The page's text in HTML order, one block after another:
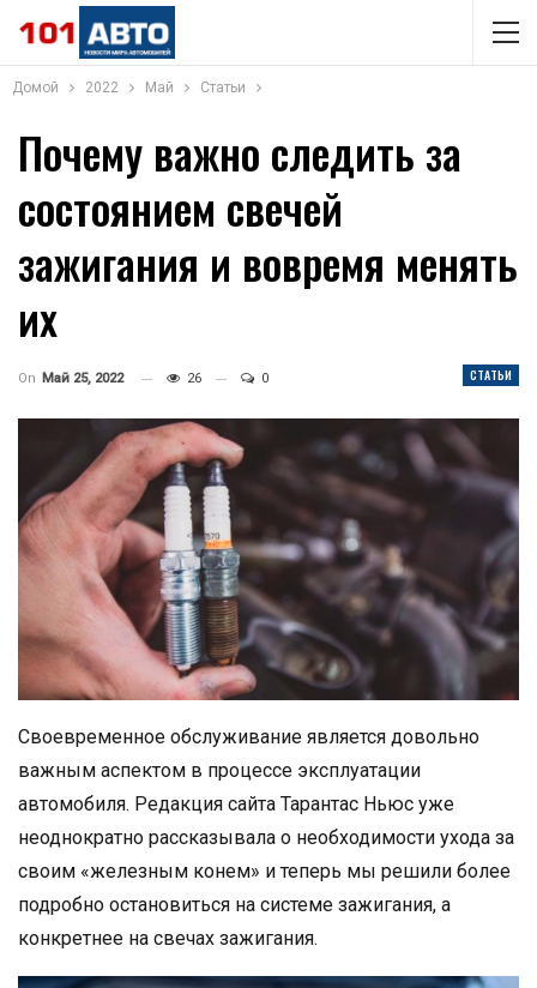
Домой 2022 Май Статьи
Почему важно следить за
состоянием свечей
зажигания и вовремя менять
их
СТАТЬИ
On Май 25, 2022 26 0
Своевременное обслуживание является довольно
важным аспектом в процессе эксплуатации
автомобиля. Редакция сайта Тарантас Ньюс уже
неоднократно рассказывала о необходимости ухода за
своим «железным конем» и теперь мы решили более
подробно остановиться на системе зажигания, а
конкретнее на свечах зажигания.